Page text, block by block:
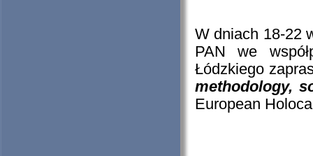
W dniach 18-22
PAN we
Łódzkiego
methodology,
European